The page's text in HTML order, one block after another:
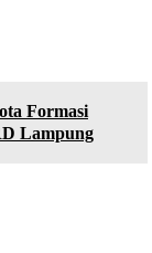
Formasi
Lampung